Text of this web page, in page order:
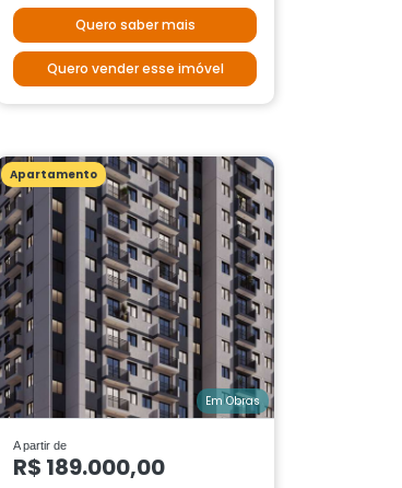
Quero saber mais
Quero vender esse imóvel
Apartamento
Em Obras
A partir de
R$ 189.000,00